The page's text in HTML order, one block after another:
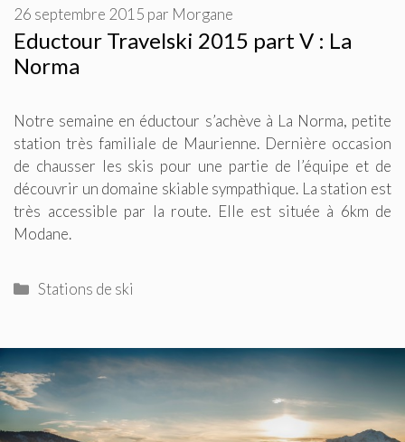
Eductour Travelski 2015 part V : La
Norma
26 septembre 2015 par Morgane
Notre semaine en éductour s’achève à La Norma, petite
station très familiale de Maurienne. Dernière occasion
de chausser les skis pour une partie de l’équipe et de
découvrir un domaine skiable sympathique. La station est
très accessible par la route. Elle est située à 6km de
Modane.
Catégories
Stations de ski